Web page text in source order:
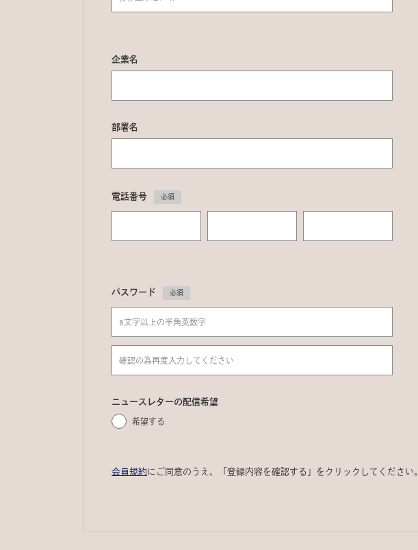
企業名
部署名
電話番号 必須
パスワード 必須
ニュースレターの配信希望
希望する
会員規約にご同意のうえ、「登録内容を確認する」をクリックしてください。